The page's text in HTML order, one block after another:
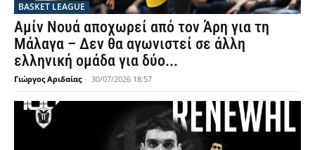
BASKET LEAGUE
Αμίν Νουά αποχωρεί από τον Άρη για τη
Μάλαγα – Δεν θα αγωνιστεί σε άλλη
ελληνική ομάδα για δύο...
Γιώργος Αριδαίας - 30/07/2026 18:57